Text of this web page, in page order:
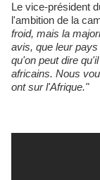
Le vice-président du SAIH, Nicklas Søsted Poulsen, détaille
l'ambition de la
froid, mais la
avis, que leur
qu'on peut dire
africains. Nous
ont sur l'Afrique."